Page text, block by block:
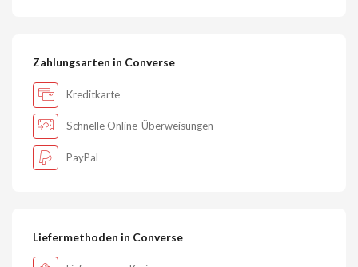
Zahlungsarten in Converse
Kreditkarte
Schnelle Online-Überweisungen
PayPal
Liefermethoden in Converse